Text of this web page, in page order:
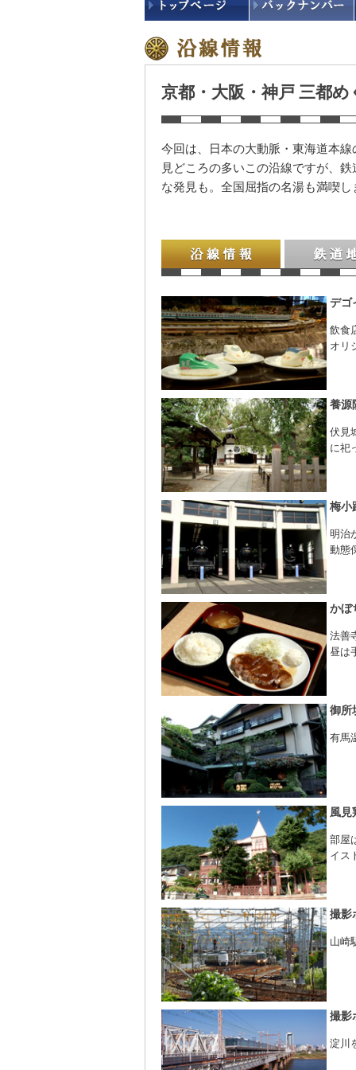
京都・大阪・神戸 三都
今回は、日本の大動脈・東海道本
見どころの多いこの沿線ですが、
な発見も。全国屈指の名湯も満喫し
沿線情報 鉄道地図
デゴ
飲食
オリ
養源
伏見
に祀
梅小
明治
動態
かぼ
法善
昼は
御所
有馬
風見
部屋
イス
撮影
山崎
撮影
淀川